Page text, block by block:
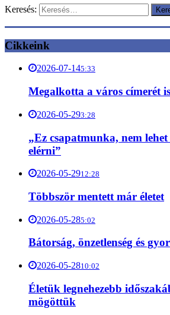
Keresés:
Cikkeink
2026-07-145:33
Megalkotta a város címerét is
2026-05-293:28
„Ez csapatmunka, nem
elérni”
2026-05-2912:28
Többször mentett már életet
2026-05-285:02
Bátorság, önzetlenség és
2026-05-2810:02
Életük legnehezebb
mögöttük